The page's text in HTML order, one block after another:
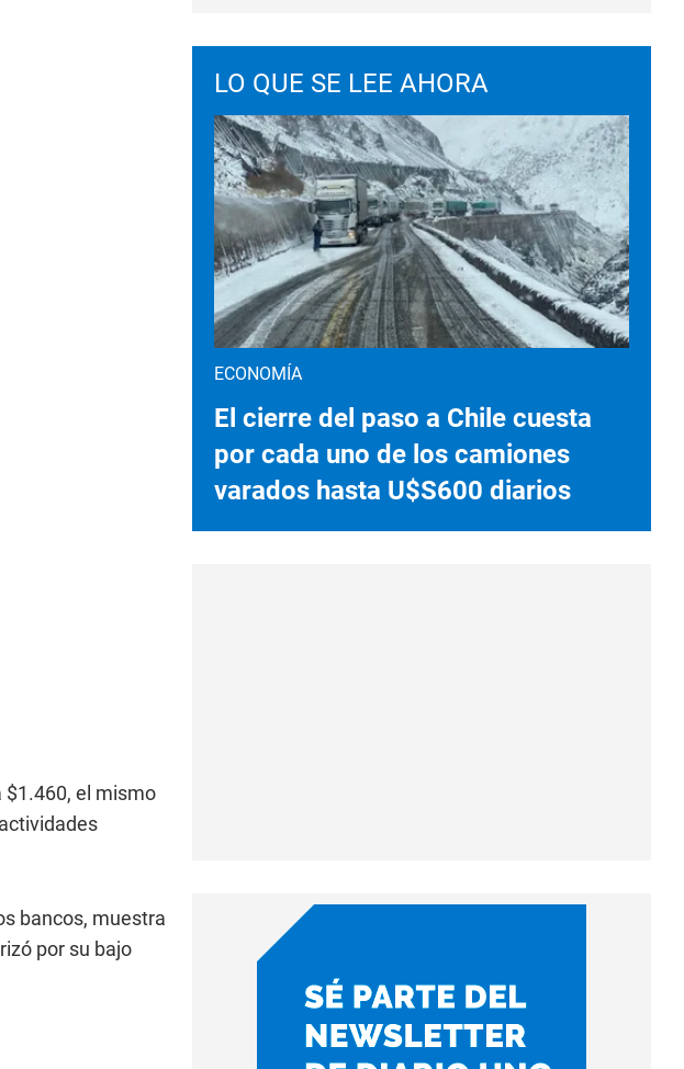
$1.460, el mismo
bancos, muestra
por su bajo
LO QUE SE LEE AHORA
ECONOMÍA
El cierre del paso a Chile cuesta
por cada uno de los camiones
varados hasta U$S600 diarios